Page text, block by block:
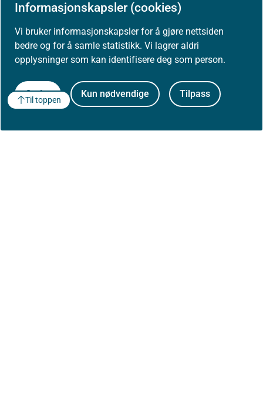
Informasjonskapsler (cookies)
Vi bruker informasjonskapsler for å gjøre nettsiden
bedre og for å samle statistikk. Vi lagrer aldri
opplysninger som kan identifisere deg som person.
Godta Kun nødvendige Tilpass
Til toppen